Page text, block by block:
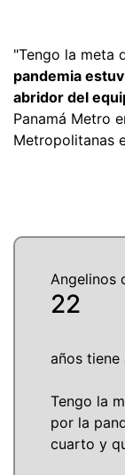
"Tengo la meta
pandemia
abridor del
Panamá Metro
Metropolitanas
Angelinos
22
años tiene
Tengo la
por la
cuarto y